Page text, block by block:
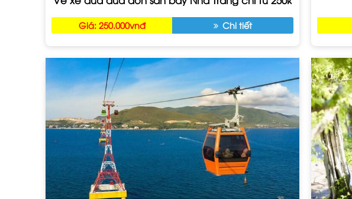
Giá: 250.000vnđ Chi tiết